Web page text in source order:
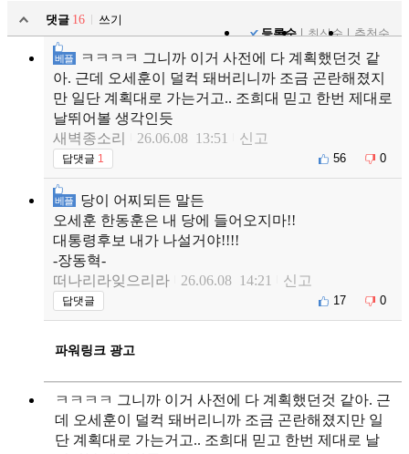
댓글 16
쓰기
등록순
최신순 추천순
베플
ㅋㅋㅋㅋ 그니까 이거 사전에 다 계획했던것 같
아. 근데 오세훈이 덜컥 돼버리니까 조금 곤란해졌지
만 일단 계획대로 가는거고.. 조희대 믿고 한번 제대로
날뛰어볼 생각인듯
새벽종소리
26.06.08 13:51 신고
답댓글 1 56 0
베플
당이 어찌되든 말든
오세훈 한동훈은 내 당에 들어오지마!!
대통령후보 내가 나설거야!!!!
-장동혁-
떠나리라잊으리라
26.06.08 14:21 신고
답댓글 17 0
파워링크 광고
ㅋㅋㅋㅋ 그니까 이거 사전에 다 계획했던것 같아. 근
데 오세훈이 덜컥 돼버리니까 조금 곤란해졌지만 일
단 계획대로 가는거고.. 조희대 믿고 한번 제대로 날